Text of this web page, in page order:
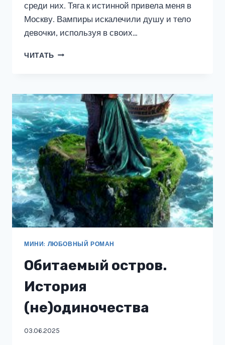
среди них. Тяга к истинной привела меня в
Москву. Вампиры искалечили душу и тело
девочки, используя в своих…
ЧИТАТЬ ИЗЛЕЧИ
МИНИ: ЛЮБОВНЫЙ РОМАН
Обитаемый остров.
История
(не)одиночества
03.06.2025